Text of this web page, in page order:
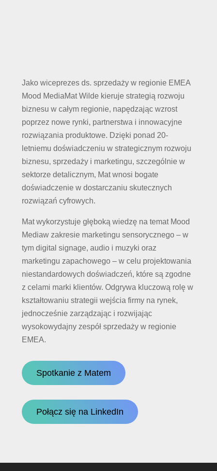
Jako wiceprezes ds. sprzedaży w regionie EMEA
Mood MediaMat Wilde kieruje strategią rozwoju
biznesu w całym regionie, napędzając wzrost
poprzez nowe rynki, partnerstwa i innowacyjne
rozwiązania produktowe. Dzięki ponad 20-
letniemu doświadczeniu w strategicznym rozwoju
biznesu, sprzedaży i marketingu, szczególnie w
sektorze detalicznym, Mat wnosi bogate
doświadczenie w dostarczaniu skutecznych
rozwiązań cyfrowych.
Mat wykorzystuje głęboką wiedzę na temat Mood
Mediaw zakresie marketingu sensorycznego – w
tym digital signage, audio i muzyki oraz
marketingu zapachowego – w celu projektowania
niestandardowych doświadczeń, które są zgodne
z celami marki klientów. Odgrywa kluczową rolę w
kształtowaniu strategii wejścia firmy na rynek,
jednocześnie zarządzając i rozwijając
wysokowydajny zespół sprzedaży w regionie
EMEA.
Spotkanie z Matem
Połącz się na LinkedIn